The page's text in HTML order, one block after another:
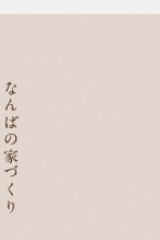
なんばの家づくり